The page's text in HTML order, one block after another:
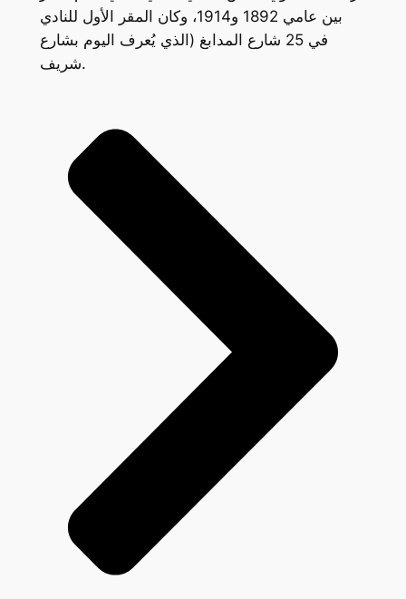
بين عامي 1892 و1914، وكان المقر الأول للنادي
في 25 شارع المدابغ (الذي يُعرف اليوم بشارع
شريف.